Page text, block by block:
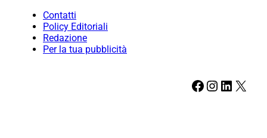
Contatti
Policy Editoriali
Redazione
Per la tua pubblicità
Facebook Instagram LinkedIn X